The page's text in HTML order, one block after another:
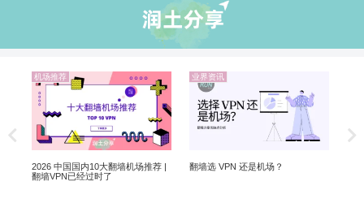
机场推荐
2026 中国国内10大翻墙机场推荐 |
翻墙VPN已经过时了
业界资讯
翻墙选 VPN 还是机场？